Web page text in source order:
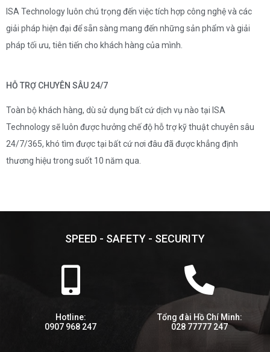
ISA Technology luôn chú trọng đến việc tích hợp công nghệ và các
giải pháp hiện đại để sẵn sàng mang đến những sản phẩm và giải
pháp tối ưu, tiên tiến cho khách hàng của mình.
HỖ TRỢ CHUYÊN SÂU 24/7
Toàn bộ khách hàng, dù sử dụng bất cứ dịch vụ nào tại ISA
Technology sẽ luôn được hưởng chế độ hỗ trợ kỹ thuật chuyên sâu
24/7/365, khó tìm được tại bất cứ nơi đâu đã được khẳng định
thương hiệu trong suốt 10 năm qua.
SPEED - SAFETY - SECURITY
Hotline:
0907 968 247
Tổng đài Hồ Chí Minh:
028 77777 247